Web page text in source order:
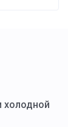
холодной